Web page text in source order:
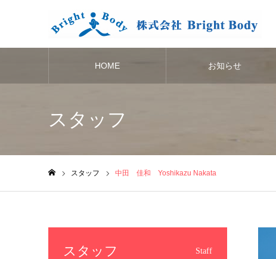
HOME お知らせ
スタッフ
スタッフ 中田 佳和 Yoshikazu Nakata
スタッフ Staff